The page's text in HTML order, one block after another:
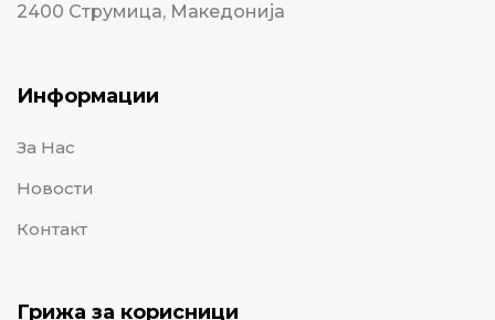
2400 Струмица, Македонија
Информации
За Нас
Новости
Контакт
Грижа за корисници